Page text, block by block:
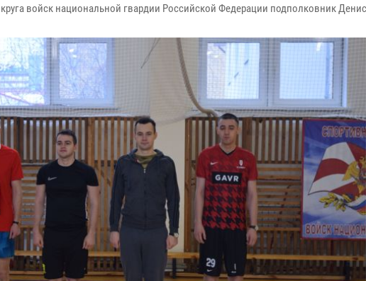
войск национальной гвардии Российской Федерации подполковник